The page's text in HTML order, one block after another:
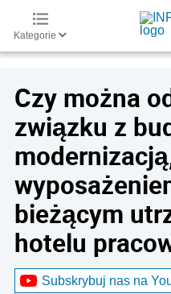
Kategorie
Czy można
związku z
bieżącym
hotelu
Subskrybuj nas na